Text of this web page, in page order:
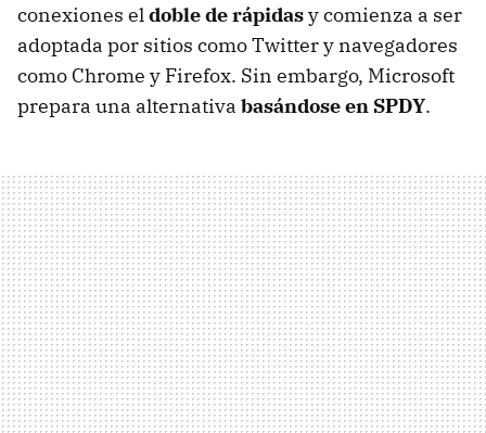
conexiones eldoble de rápidasy comienza a ser
adoptada por sitios como Twitter y navegadores
como Chrome y Firefox. Sin embargo, Microsoft
prepara una alternativa basándose en SPDY.